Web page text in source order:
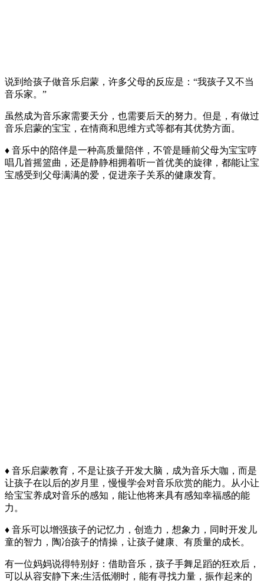
说到给孩子做音乐启蒙，许多父母的反应是：“我孩子又不当
音乐家。”
虽然成为音乐家需要天分，也需要后天的努力。但是，有做过
音乐启蒙的宝宝，在情商和思维方式等都有其优势方面。
♦ 音乐中的陪伴是一种高质量陪伴，不管是睡前父母为宝宝哼
唱几首摇篮曲，还是静静相拥着听一首优美的旋律，都能让宝
宝感受到父母满满的爱，促进亲子关系的健康发育。
♦ 音乐启蒙教育，不是让孩子开发大脑，成为音乐大咖，而是
让孩子在以后的岁月里，慢慢学会对音乐欣赏的能力。从小让
给宝宝养成对音乐的感知，能让他将来具有感知幸福感的能
力。
♦ 音乐可以增强孩子的记忆力，创造力，想象力，同时开发儿
童的智力，陶冶孩子的情操，让孩子健康、有质量的成长。
有一位妈妈说得特别好：借助音乐，孩子手舞足蹈的狂欢后，
可以从容安静下来;生活低潮时，能有寻找力量，振作起来的